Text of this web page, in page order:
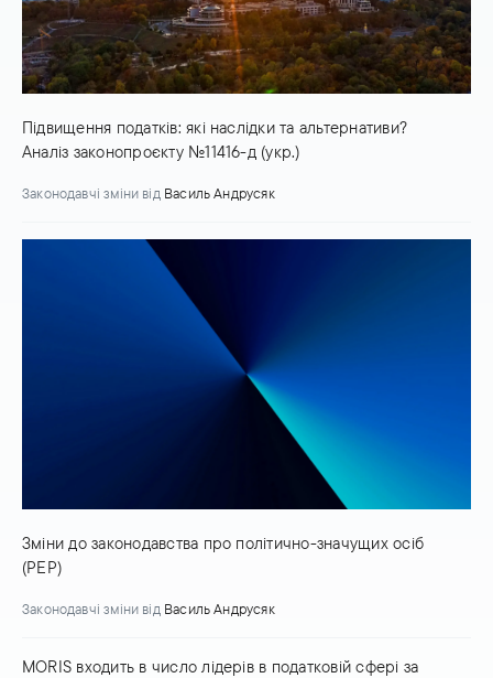
Підвищення податків: які наслідки та альтернативи?
Аналіз законопроєкту №11416-д (укр.)
Законодавчі зміни від Василь Андрусяк
Зміни до законодавства про політично-значущих осіб
(PEP)
Законодавчі зміни від Василь Андрусяк
MORIS входить в число лідерів в податковій сфері за